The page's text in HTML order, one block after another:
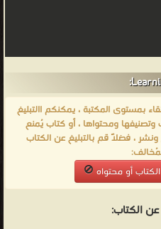
بمستوى المكتبة ، يمكنكم االتبليغ
ومحتواها ، أو كتاب يُمنع
، فضلاً قم بالتبليغ عن الكتاب
أو محتواه
الكتاب: